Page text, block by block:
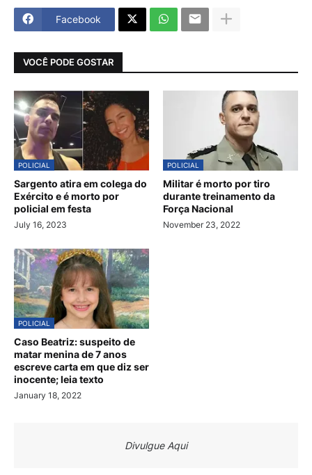
Facebook
VOCÊ PODE GOSTAR
POLICIAL
Sargento atira em colega do
Exército e é morto por
policial em festa
July 16, 2023
POLICIAL
Militar é morto por tiro
durante treinamento da
Força Nacional
November 23, 2022
POLICIAL
Caso Beatriz: suspeito de
matar menina de 7 anos
escreve carta em que diz ser
inocente; leia texto
January 18, 2022
Divulgue Aqui